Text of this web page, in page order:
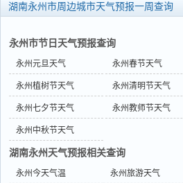
湖南永州市周边城市天气预报一周查询
永州市节日天气预报查询
永州元旦天气 永州春节天气
永州植树节天气 永州清明节天气
永州七夕节天气 永州教师节天气
永州中秋节天气
湖南永州天气预报相关查询
永州今天气温 永州旅游天气